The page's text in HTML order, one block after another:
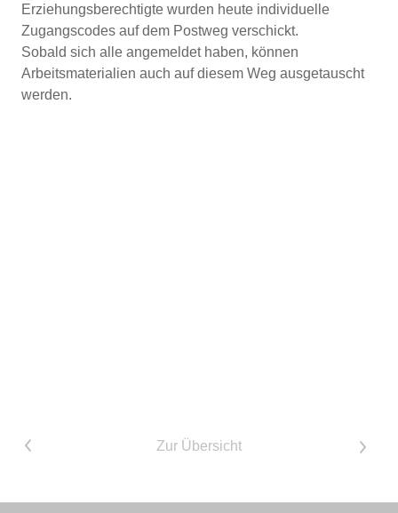
Erziehungsberechtigte wurden heute individuelle
Zugangscodes auf dem Postweg verschickt.
Sobald sich alle angemeldet haben, können
Arbeitsmaterialien auch auf diesem Weg ausgetauscht
werden.
< Zur Übersicht >